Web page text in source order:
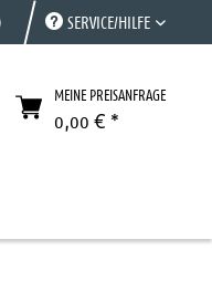
SERVICE/HILFE
MEINE PREISANFRAGE
0,00 € *